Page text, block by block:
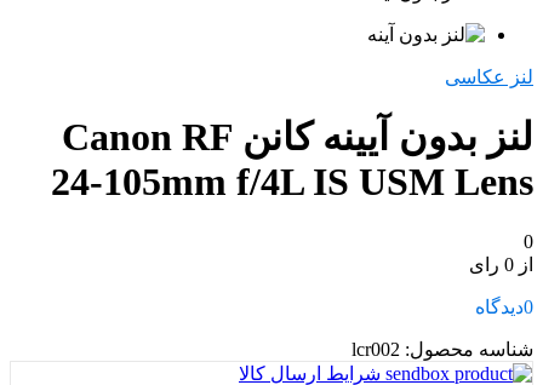
لنز عکاسی
لنز بدون آیینه کانن Canon RF
24-105mm f/4L IS USM Lens
0
از 0 رای
0دیدگاه
شناسه محصول: lcr002
شرایط ارسال کالا